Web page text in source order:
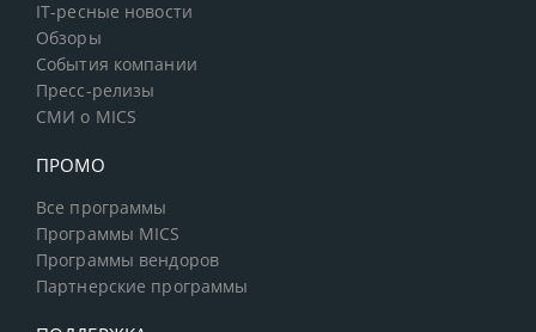
IT-ресные новости
Обзоры
События компании
Пресс-релизы
СМИ о MICS
ПРОМО
Все программы
Программы MICS
Программы вендоров
Партнерские программы